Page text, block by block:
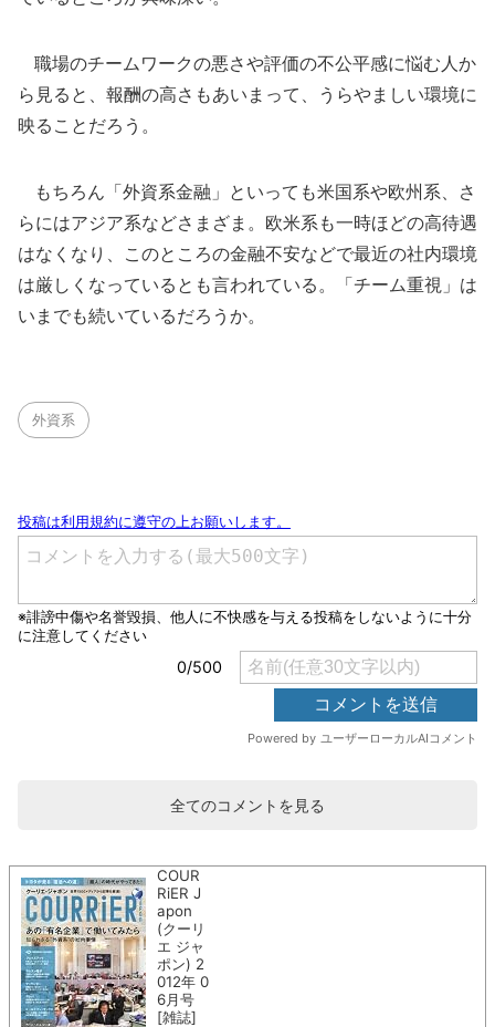
職場のチームワークの悪さや評価の不公平感に悩む人か
ら見ると、報酬の高さもあいまって、うらやましい環境に
映ることだろう。
もちろん「外資系金融」といっても米国系や欧州系、さ
らにはアジア系などさまざま。欧米系も一時ほどの高待遇
はなくなり、このところの金融不安などで最近の社内環境
は厳しくなっているとも言われている。「チーム重視」は
いまでも続いているだろうか。
外資系
全てのコメントを見る
COUR
RiER J
apon
(クーリ
エ ジャ
ポン) 2
012年 0
6月号
[雑誌]